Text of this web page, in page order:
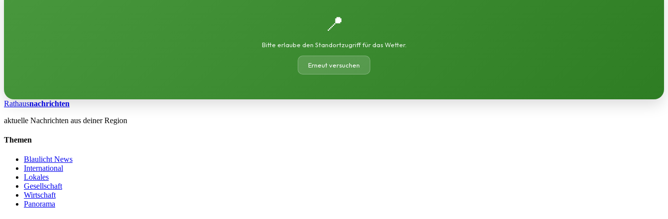
📍
Bitte erlaube den Standortzugriff für das Wetter.
Erneut versuchen
Rathausnachrichten
aktuelle Nachrichten aus deiner Region
Themen
Blaulicht News
International
Lokales
Gesellschaft
Wirtschaft
Panorama